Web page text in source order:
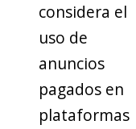
considera el
uso de
anuncios
pagados en
plataformas